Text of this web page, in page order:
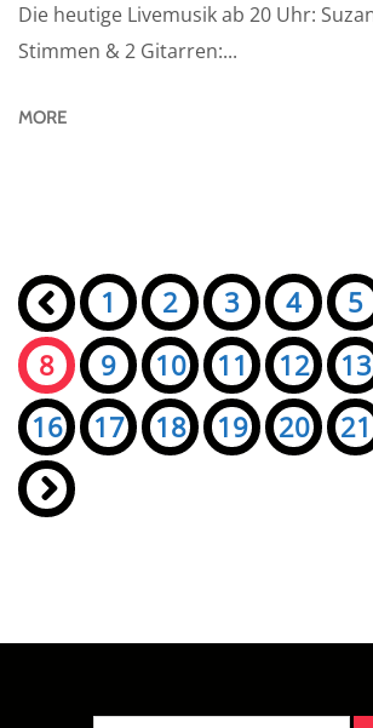
Die heutige Livemusik ab 20 Uhr:
Stimmen & 2 Gitarren:...
MORE
Seiten:
« 1 2 3 4 5
8
9 10 11 12 13
16
17 18 19 20 21
»